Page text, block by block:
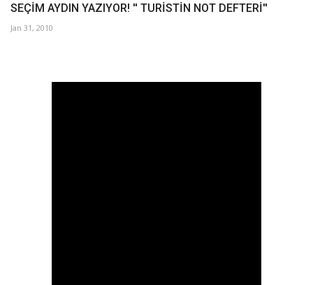
SEÇİM AYDIN YAZIYOR! '' TURİSTİN NOT DEFTERİ''
Jan 31, 2010